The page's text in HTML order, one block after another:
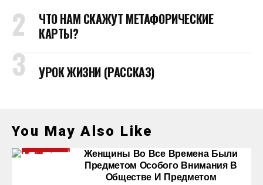
ЧТО НАМ СКАЖУТ МЕТАФОРИЧЕСКИЕ
КАРТЫ?
УРОК ЖИЗНИ (РАССКАЗ)
You May Also Like
Женщины Во Все Времена Были
Предметом Особого Внимания В
Обществе И Предметом